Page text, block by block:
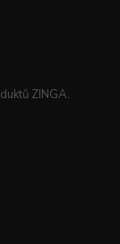
ZINGA.